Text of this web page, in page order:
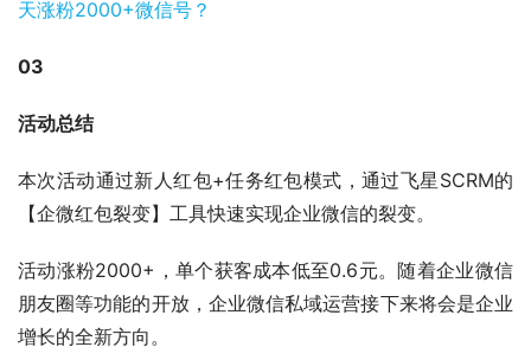
03
活动总结
本次活动通过新人红包+任务红包模式，通过飞星SCRM的
【企微红包裂变】工具快速实现企业微信的裂变。
活动涨粉2000+，单个获客成本低至0.6元。随着企业微信
朋友圈等功能的开放，企业微信私域运营接下来将会是企业
增长的全新方向。